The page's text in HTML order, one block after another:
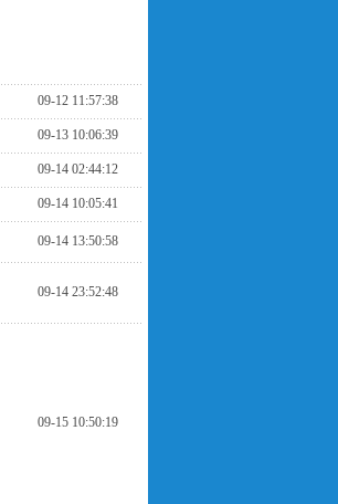
09-12 11:57:38
09-13 10:06:39
09-14 02:44:12
09-14 10:05:41
09-14 13:50:58
09-14 23:52:48
09-15 10:50:19